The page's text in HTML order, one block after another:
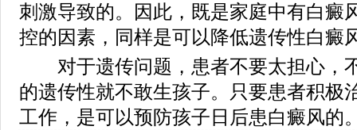
刺激导致的。因此，既是家庭中有白癜
控的因素，同样是可以降低遗传性白癜
对于遗传问题，患者不要太担心，
的遗传性就不敢生孩子。只要患者积极
工作，是可以预防孩子日后患白癜风的